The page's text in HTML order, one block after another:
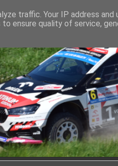
traffic. Your IP address and
ensure quality of service,